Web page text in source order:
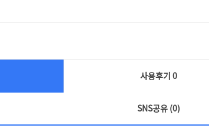
사용후기 0
SNS공유 (0)